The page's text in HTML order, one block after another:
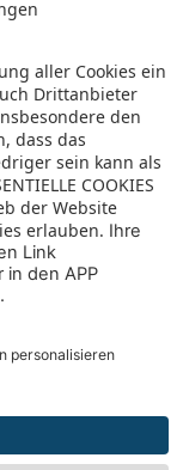
Conventions